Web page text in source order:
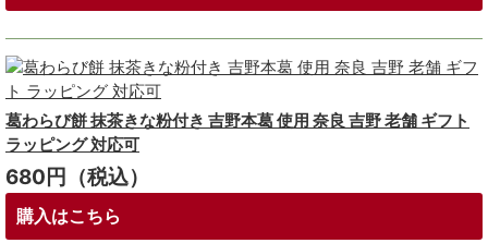
葛わらび餅 抹茶きな粉付き 吉野本葛 使用 奈良 吉野 老舗 ギフト
ラッピング 対応可
680円（税込）
購入はこちら